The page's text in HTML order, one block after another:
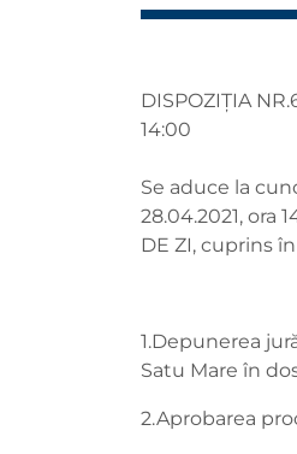
DISPOZIŢIA
14:00
Se aduce la
28.04.2021, ora
DE ZI, cuprins
1.Depunerea
Satu Mare în
2.Aprobarea